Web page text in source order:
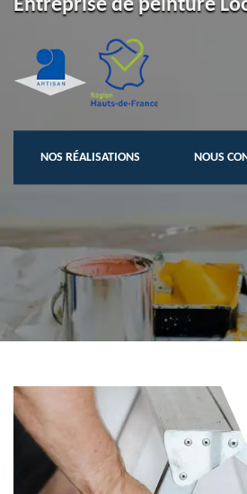
Entreprise de peinture
NOS RÉALISATIONS NOUS